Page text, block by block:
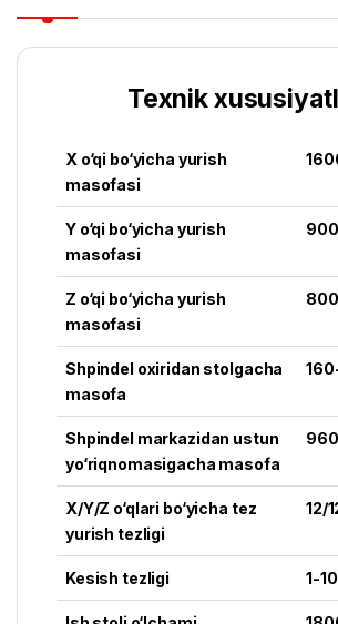
Texnik
X o‘qi bo‘yicha yurish
masofasi
Y o‘qi bo‘yicha yurish
masofasi
Z o‘qi bo‘yicha yurish
masofasi
Shpindel oxiridan stolgacha
masofa
Shpindel markazidan ustun
yo‘riqnomasigacha masofa
X/Y/Z o‘qlari bo‘yicha tez
yurish tezligi
12/
Kesish tezligi 1-